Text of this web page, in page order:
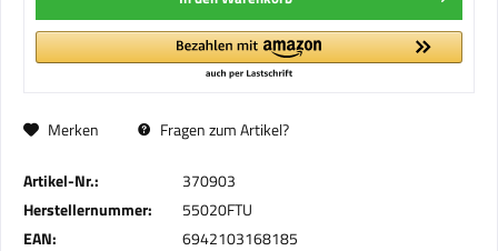
Merken Fragen zum Artikel?
Artikel-Nr.:
370903
Herstellernummer:
55020FTU
EAN:
6942103168185